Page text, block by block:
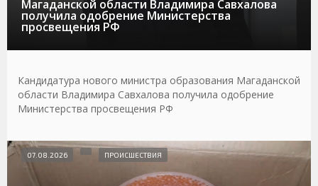
Магаданской области Владимира Савхалова
получила одобрение Министерства
просвещения РФ
Кандидатура нового министра образования Магаданской
области Владимира Савхалова получила одобрение
Министерства просвещения РФ
07.08.2026 ПРОИСШЕСТВИЯ